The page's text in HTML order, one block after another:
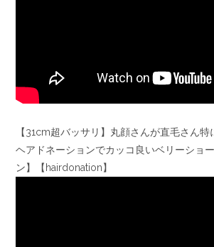
【31cm超バッサリ】丸顔さんが直毛さん特
ヘアドネーションでカッコ良いベリーショ
ン】【hairdonation】